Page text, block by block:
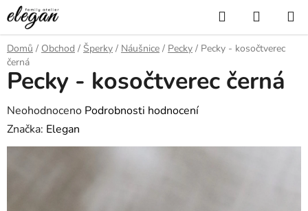
Přejít
na
obsah
Hledat
KOŠÍK
Domů / Obchod / Šperky / Náušnice / Pecky / Pecky - kosočtverec
černá
Pecky - kosočtverec černá
Průměrné
hodnocení
produktu
Neohodnoceno Podrobnosti hodnocení
Značka: Elegan